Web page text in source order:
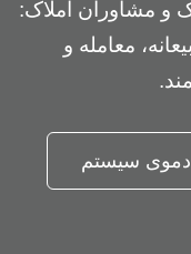
و مشاوران املاک:
معامله و
دموی سیستم